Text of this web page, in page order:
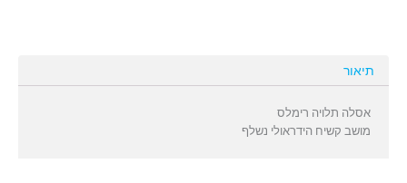
תיאור
אסלה תלויה רימלס
מושב קשיח הידראולי נשלף